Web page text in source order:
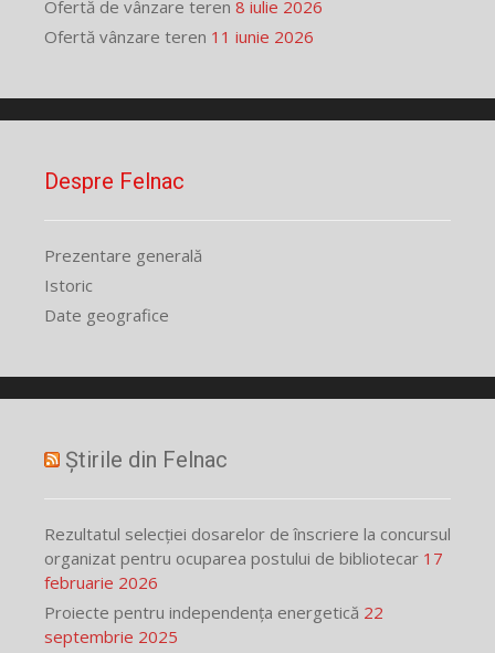
Ofertă de vânzare teren 8 iulie 2026
Ofertă vânzare teren 11 iunie 2026
Despre Felnac
Prezentare generală
Istoric
Date geografice
Știrile din Felnac
Rezultatul selecției dosarelor de înscriere la concursul
organizat pentru ocuparea postului de bibliotecar 17
februarie 2026
Proiecte pentru independența energetică 22
septembrie 2025